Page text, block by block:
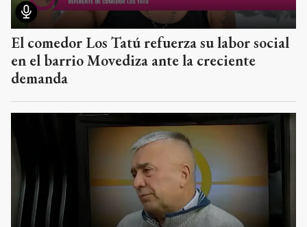
El comedor Los Tatú refuerza su labor social
en el barrio Movediza ante la creciente
demanda